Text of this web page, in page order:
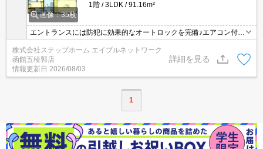
画像：35枚
1階
3LDK 91.16m²
エントランスには防犯に効果的なオートロックを完備♪エアコン付
き・インターネット無料★外出で自宅を空ける事が多い方にも嬉し
い宅配ボックス付きです！
株式会社ステップホーム エイブルネットワーク
函館五稜郭店
情報更新日 2026/08/03
詳細を見る
1